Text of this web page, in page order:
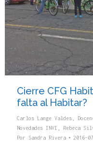
Cierre CFG
falta al Habitar?
Carlos Lange Valdes,
Novedades INVI ,
Rebeca
Por Sandra Rivera 2016-